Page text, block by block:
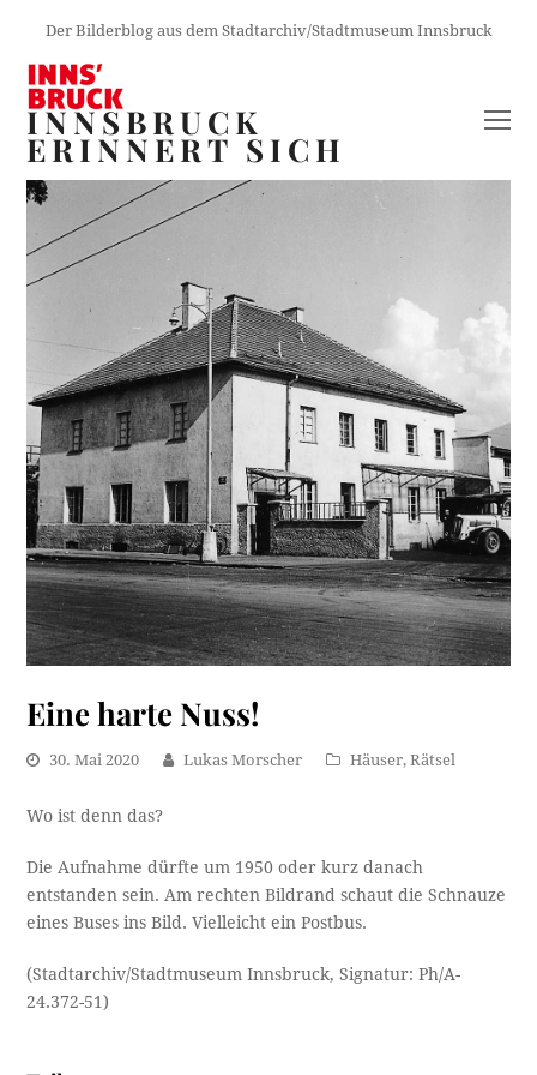
Der Bilderblog aus dem Stadtarchiv/Stadtmuseum Innsbruck
INNSBRUCK
ERINNERT SICH
Eine harte Nuss!
30. Mai 2020 Lukas Morscher Häuser,Rätsel
Wo ist denn das?
Die Aufnahme dürfte um 1950 oder kurz danach
entstanden sein. Am rechten Bildrand schaut die Schnauze
eines Buses ins Bild. Vielleicht ein Postbus.
(Stadtarchiv/Stadtmuseum Innsbruck, Signatur: Ph/A-
24.372-51)